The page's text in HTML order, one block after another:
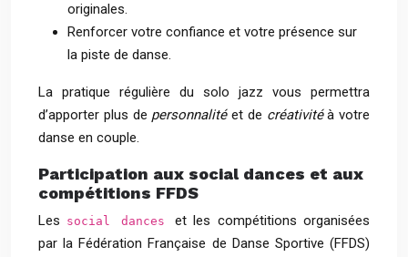
originales.
Renforcer votre confiance et votre présence sur
la piste de danse.
La pratique régulière du solo jazz vous permettra
d’apporter plus de personnalité et de créativitéà votre
danse en couple.
Participation aux social dances et aux
compétitions FFDS
Les social danceset les compétitions organisées
par la Fédération Française de Danse Sportive (FFDS)